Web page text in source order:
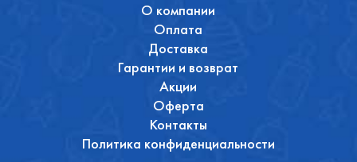
О компании
Оплата
Доставка
Гарантии и возврат
Акции
Оферта
Контакты
Политика конфиденциальности